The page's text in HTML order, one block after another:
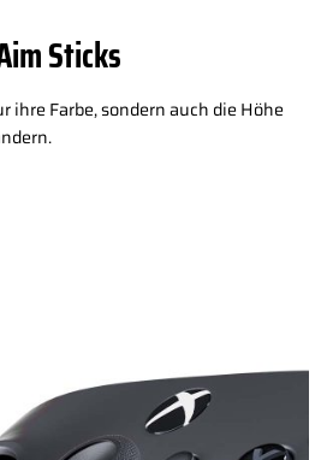
Sticks
ihre Farbe, sondern auch die Höhe